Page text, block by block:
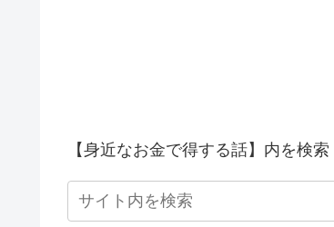
【身近なお金で得する話】内を検索